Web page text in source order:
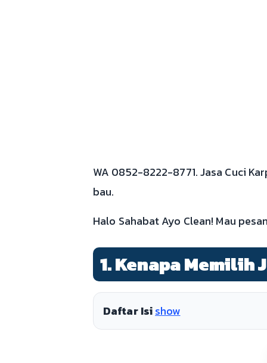
WA 0852-8222-8771. Jasa Cuci
bau.
Halo Sahabat Ayo Clean! Mau
1. Kenapa Memilih
Daftar Isishow